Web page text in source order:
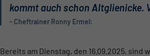
kommt auch schon Altglienicke.
- Cheftrainer Ronny Ermel:
Bereits am Dienstag, den 16.09.2025,